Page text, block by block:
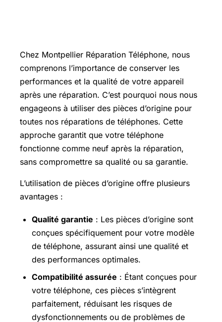
Chez Montpellier Réparation Téléphone, nous
comprenons l’importance de conserver les
performances et la qualité de votre appareil
après une réparation. C’est pourquoi nous nous
engageons à utiliser des pièces d’origine pour
toutes nos réparations de téléphones. Cette
approche garantit que votre téléphone
fonctionne comme neuf après la réparation,
sans compromettre sa qualité ou sa garantie.
L’utilisation de pièces d’origine offre plusieurs
avantages :
Qualité garantie : Les pièces d’origine sont
conçues spécifiquement pour votre modèle
de téléphone, assurant ainsi une qualité et
des performances optimales.
Compatibilité assurée : Étant conçues pour
votre téléphone, ces pièces s’intègrent
parfaitement, réduisant les risques de
dysfonctionnements ou de problèmes de